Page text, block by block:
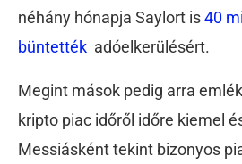
néhány hónapja Saylort is40
büntették adóelkerülésért.
Megint mások pedig arra
kripto piac időről időre kiemel
Messiásként tekint bizonyos